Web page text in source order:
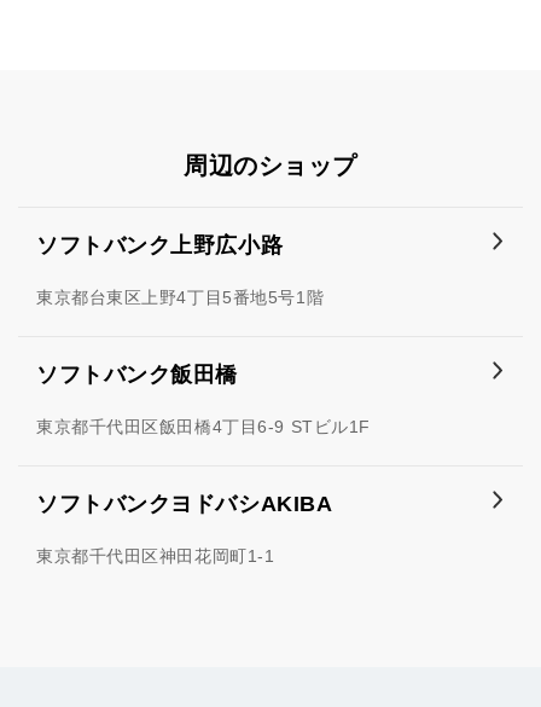
周辺のショップ
ソフトバンク上野広小路
東京都台東区上野4丁目5番地5号1階
ソフトバンク飯田橋
東京都千代田区飯田橋4丁目6-9 STビル1F
ソフトバンクヨドバシAKIBA
東京都千代田区神田花岡町1-1